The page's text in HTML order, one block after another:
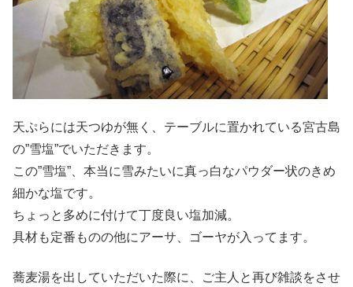
天ぷらには天つゆが無く、テーブルに置かれている宮古島
の”雪塩”でいただきます。
この”雪塩”、本当に雪みたいに真っ白なパウダー状のきめ
細かな塩です。
ちょっと多めに付けて丁度良い塩加減。
具材も定番ものの他にアーサ、ゴーヤが入ってます。
蕎麦湯を出していただいた際に、ご主人と再び雑談をさせ